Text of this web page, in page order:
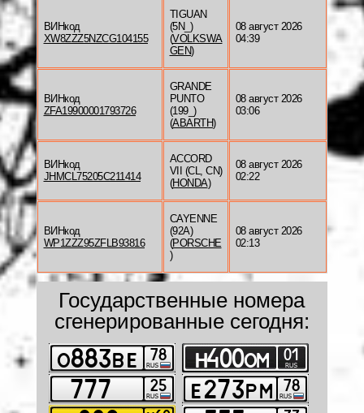
ВИНкод
XW8ZZZ5NZCG104155
TIGUAN
(5N_)
(VOLKSWA
GEN)
08 август 2026
04:39
ВИНкод
ZFA19900001793726
GRANDE
PUNTO
(199_)
(ABARTH)
08 август 2026
03:06
ВИНкод
JHMCL75205C211414
ACCORD
VII (CL, CN)
(HONDA)
08 август 2026
02:22
ВИНкод
WP1ZZZ95ZFLB93816
CAYENNE
(92A)
(PORSCHE
)
08 август 2026
02:13
Государственные номера
сгенерированные сегодня: